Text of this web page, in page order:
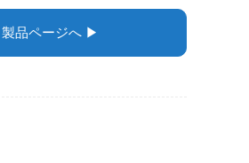
製品ページへ ▶︎